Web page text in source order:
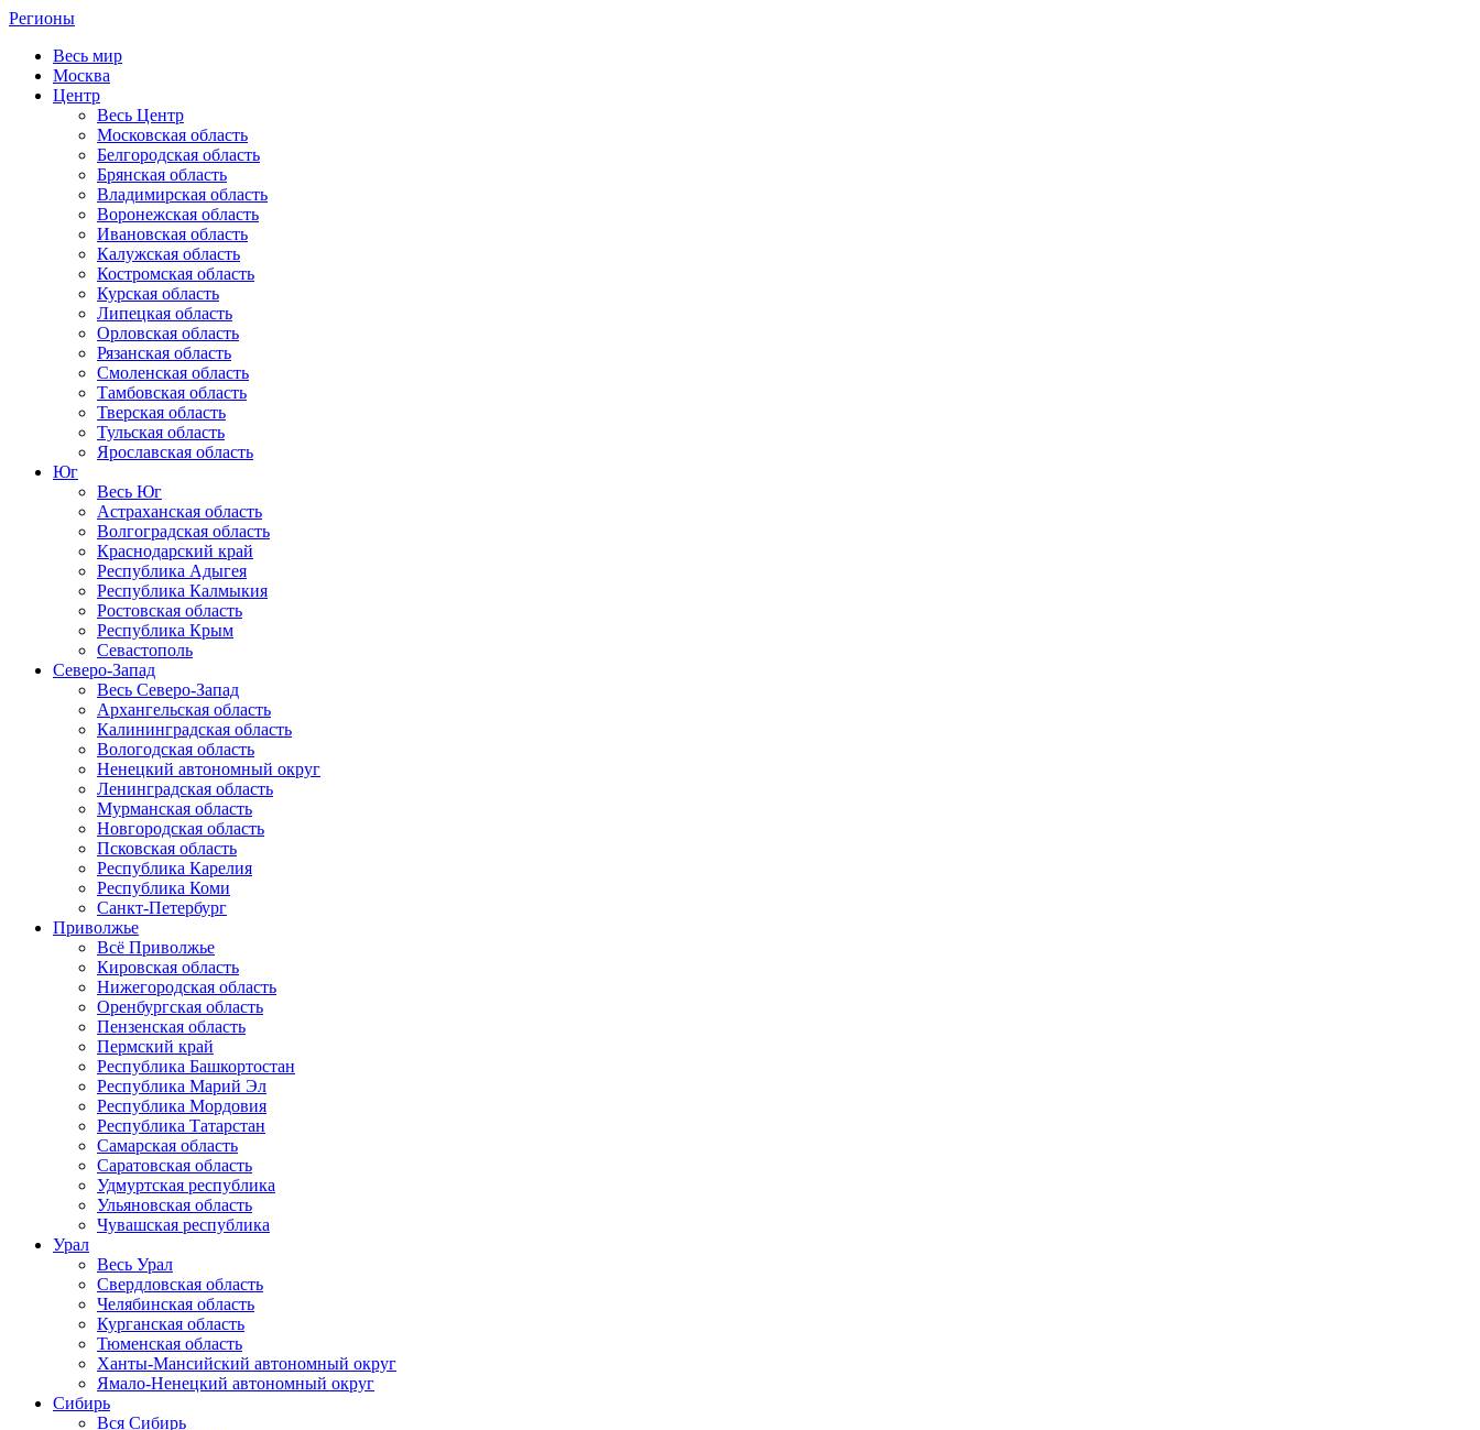
Регионы
Весь мир
Москва
Центр
Весь Центр
Московская область
Белгородская область
Брянская область
Владимирская область
Воронежская область
Ивановская область
Калужская область
Костромская область
Курская область
Липецкая область
Орловская область
Рязанская область
Смоленская область
Тамбовская область
Тверская область
Тульская область
Ярославская область
Юг
Весь Юг
Астраханская область
Волгоградская область
Краснодарский край
Республика Адыгея
Республика Калмыкия
Ростовская область
Республика Крым
Севастополь
Северо-Запад
Весь Северо-Запад
Архангельская область
Калининградская область
Вологодская область
Ненецкий автономный округ
Ленинградская область
Мурманская область
Новгородская область
Псковская область
Республика Карелия
Республика Коми
Санкт-Петербург
Приволжье
Всё Приволжье
Кировская область
Нижегородская область
Оренбургская область
Пензенская область
Пермский край
Республика Башкортостан
Республика Марий Эл
Республика Мордовия
Республика Татарстан
Самарская область
Саратовская область
Удмуртская республика
Ульяновская область
Чувашская республика
Урал
Весь Урал
Свердловская область
Челябинская область
Курганская область
Тюменская область
Ханты-Мансийский автономный округ
Ямало-Ненецкий автономный округ
Сибирь
Вся Сибирь